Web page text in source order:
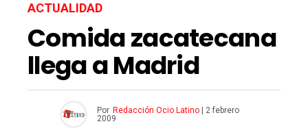
ACTUALIDAD
Comida zacatecana
llega a Madrid
Por Redacción Ocio Latino
2 febrero
2009